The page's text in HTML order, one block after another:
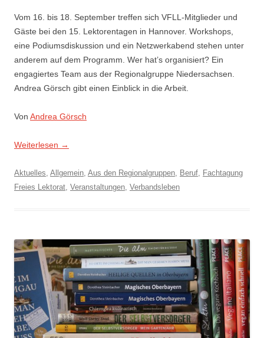
Vom 16. bis 18. September treffen sich VFLL-Mitglieder und
Gäste bei den 15. Lektorentagen in Hannover. Workshops,
eine Podiumsdiskussion und ein Netzwerkabend stehen unter
anderem auf dem Programm. Wer hat’s organisiert? Ein
engagiertes Team aus der Regionalgruppe Niedersachsen.
Andrea Görsch gibt einen Einblick in die Arbeit.
Von Andrea Görsch
Weiterlesen →
Aktuelles Allgemein Aus den Regionalgruppen Beruf Fachtagung
Freies Lektorat Veranstaltungen Verbandsleben